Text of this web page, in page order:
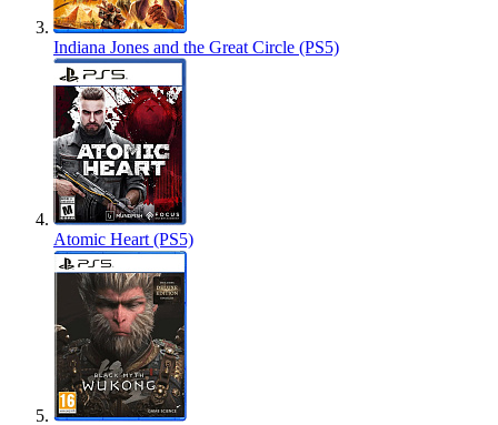
Indiana Jones and the Great Circle (PS5)
Atomic Heart (PS5)